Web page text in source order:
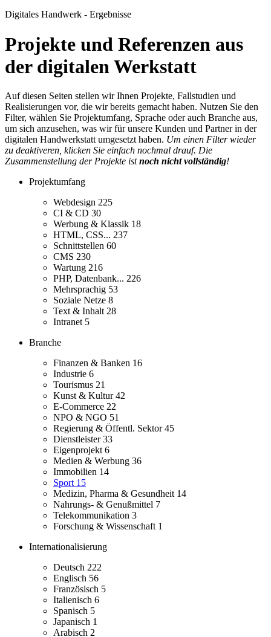
Digitales Handwerk - Ergebnisse
Projekte und Referenzen aus
der digitalen Werkstatt
Auf diesen Seiten stellen wir Ihnen Projekte, Fallstudien und
Realisierungen vor, die wir bereits gemacht haben. Nutzen Sie den
Filter, wählen Sie Projektumfang, Sprache oder auch Branche aus,
um sich anzusehen, was wir für unsere Kunden und Partner in der
digitalen Handwerkstatt umgesetzt haben. Um einen Filter wieder
zu deaktiveren, klicken Sie einfach nochmal drauf. Die
Zusammenstellung der Projekte istnoch nicht vollständig!
Projektumfang
Webdesign 225
CI & CD 30
Werbung & Klassik 18
HTML, CSS... 237
Schnittstellen 60
CMS 230
Wartung 216
PHP, Datenbank... 226
Mehrsprachig 53
Soziale Netze 8
Text & Inhalt 28
Intranet 5
Branche
Finanzen & Banken 16
Industrie 6
Tourismus 21
Kunst & Kultur42
E-Commerce 22
NPO & NGO 51
Regierung & Öffentl. Sektor45
Dienstleister33
Eigenprojekt 6
Medien & Werbung 36
Immobilien 14
Sport 15
Medizin, Pharma & Gesundheit 14
Nahrungs- & Genußmittel 7
Telekommunikation 3
Forschung & Wissenschaft 1
Internationalisierung
Deutsch 222
Englisch 56
Französisch 5
Italienisch 6
Spanisch 5
Japanisch 1
Arabisch 2